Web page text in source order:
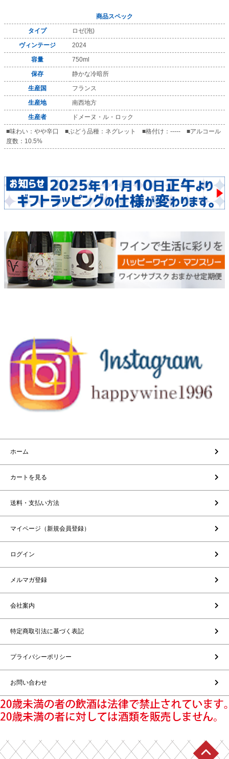
商品スペック
タイプ
ロゼ(泡)
ヴィンテージ
2024
容量
750ml
保存
静かな冷暗所
生産国
フランス
生産地
南西地方
生産者
ドメーヌ・ル・ロック
■味わい：やや辛口 ■ぶどう品種：ネグレット ■格付け：----- ■アルコール
度数：10.5%
ホーム
カートを見る
送料・支払い方法
マイページ（新規会員登録）
ログイン
メルマガ登録
会社案内
特定商取引法に基づく表記
プライバシーポリシー
お問い合わせ